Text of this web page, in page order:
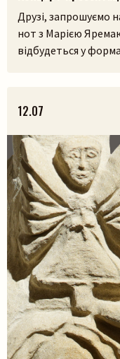
Друзі, запрошуємо
нот з Марією
відбудеться у
народилися з
На вас чекають:–
Марією Яремак та
12.07